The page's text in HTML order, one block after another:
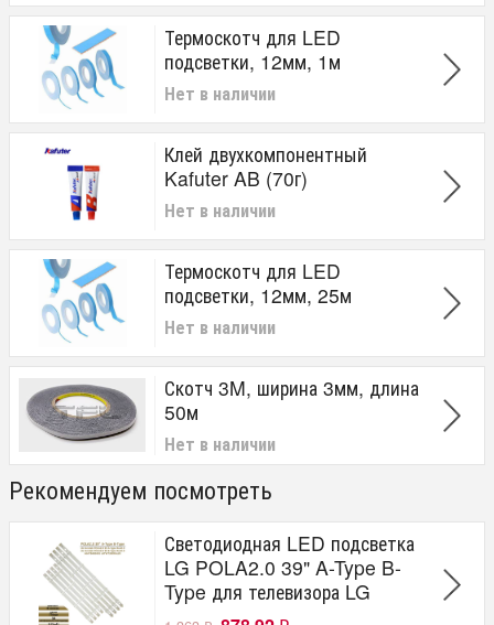
Термоскотч для LED
подсветки, 12мм, 1м
Нет в наличии
Клей двухкомпонентный
Kafuter AB (70г)
Нет в наличии
Термоскотч для LED
подсветки, 12мм, 25м
Нет в наличии
Скотч 3M, ширина 3мм, длина
50м
Нет в наличии
Рекомендуем посмотреть
Светодиодная LED подсветка
LG POLA2.0 39" A-Type B-
Type для телевизора LG